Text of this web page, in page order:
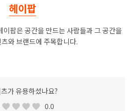
헤이팝
팝은 공간을 만드는 사람들과 그 공간을
와 브랜드에 주목합니다.
가 유용하셨나요?
0.0